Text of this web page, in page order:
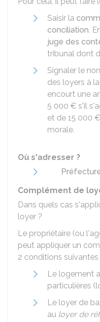
Saisir la
conciliation.
juge des
tribunal dont
Signaler le
des loyers à
encourt une
5 000 € s'il
et de 15 000 €
morale.
Où s'adresser ?
Complément de
Dans quels cas
loyer ?
Le propriétaire (ou
peut appliquer un
2 conditions suivantes
Le logement
particulières
Le loyer de
au loyer de